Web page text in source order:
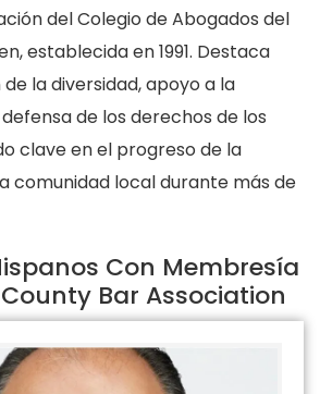
del Colegio de Abogados del
establecida en 1991. Destaca
la diversidad, apoyo a la
de los derechos de los
clave en el progreso de la
comunidad local durante más de
Con Membresía
Bar Association